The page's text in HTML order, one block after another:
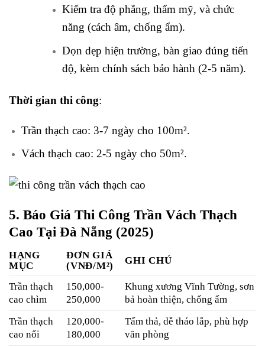
Kiểm tra độ phẳng, thẩm mỹ, và chức
năng (cách âm, chống ẩm).
Dọn dẹp hiện trường, bàn giao đúng tiến
độ, kèm chính sách bảo hành (2-5 năm).
Thời gian thi công:
Trần thạch cao: 3-7 ngày cho 100m².
Vách thạch cao: 2-5 ngày cho 50m².
5. Báo Giá Thi Công Trần Vách Thạch
Cao Tại Đà Nẵng (2025)
HẠNG
MỤC
ĐƠN GIÁ
(VNĐ/M²)
GHI CHÚ
Trần thạch
cao chìm
150,000-
250,000
Khung xương Vĩnh Tường, sơn
bả hoàn thiện, chống ẩm
Trần thạch
cao nổi
120,000-
180,000
Tấm thả, dễ tháo lắp, phù hợp
văn phòng